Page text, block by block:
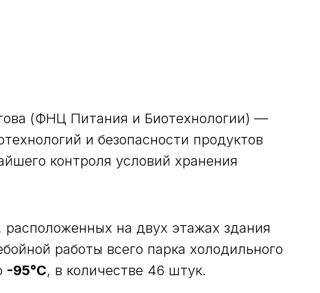
(ФНЦ Питания и Биотехнологии) —
и безопасности продуктов
контроля условий хранения
на двух этажах здания
работы всего парка холодильного
-95°C, в количестве 46 штук.